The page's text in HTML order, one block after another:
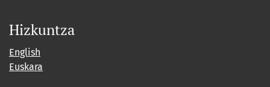
Hizkuntza
English
Euskara